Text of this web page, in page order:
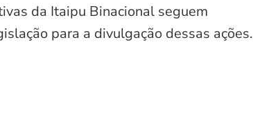
da Itaipu Binacional seguem
para a divulgação dessas ações.